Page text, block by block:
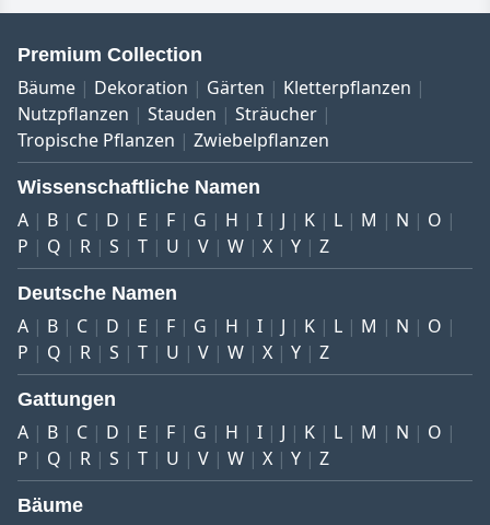
Premium Collection
Bäume Dekoration Gärten
Kletterpflanzen
Nutzpflanzen
Stauden
Sträucher
Tropische Pflanzen
Zwiebelpflanzen
Wissenschaftliche Namen
A B C D E F G H I J K L M N
O
P
Q R S T U V W X Y Z
Deutsche Namen
A B C D E F G H I J K L M N
O
P
Q R S T U V W X Y Z
Gattungen
A B C D E F G H I J K L M N
O
P
Q R S T U V W X Y Z
Bäume